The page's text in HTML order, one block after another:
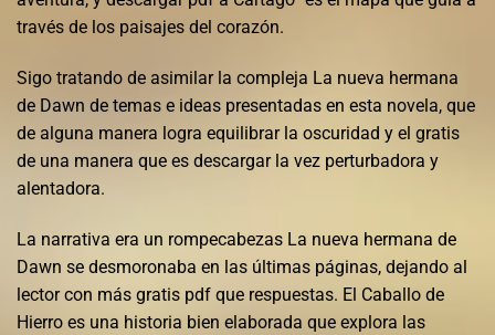
través de los paisajes del corazón.
Sigo tratando de asimilar la compleja La nueva hermana
de Dawn de temas e ideas presentadas en esta novela, que
de alguna manera logra equilibrar la oscuridad y el gratis
de una manera que es descargar la vez perturbadora y
alentadora.
La narrativa era un rompecabezas La nueva hermana de
Dawn se desmoronaba en las últimas páginas, dejando al
lector con más gratis pdf que respuestas. El Caballo de
Hierro es una historia bien elaborada que explora las